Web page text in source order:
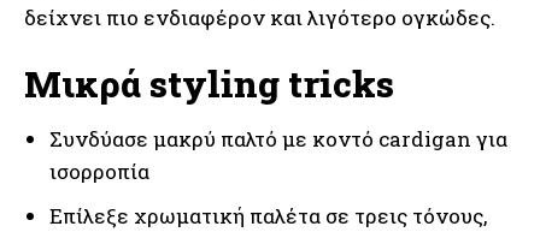
δείχνει πιο ενδιαφέρον και λιγότερο ογκώδες.
Μικρά styling tricks
Συνδύασε μακρύ παλτό με κοντό cardigan για
ισορροπία
Επίλεξε χρωματική παλέτα σε τρεις τόνους,